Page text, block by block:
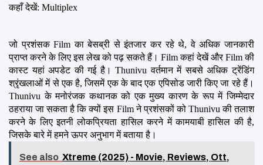
कहाँ देखें: Multiplex
जो प्रशंसक Film का बेसब्री से इंतजार कर रहे थे, वे अधिक जानकारी
प्राप्त करने के लिए इस लेख को पढ़ सकते हैं। Film कहां देखें और Film की
कास्ट यहां अपडेट की गई है। Thunivu वर्तमान में सबसे अधिक ट्रेंडिंग
श्रृंखलाओं में से एक है, जिसमें एक के बाद एक एपिसोड जारी किए जा रहे हैं।
Thunivu के मनोरंजक कथानक को एक मुख्य कारण के रूप में जिम्मेदार
ठहराया जा सकता है कि क्यों इस Film ने प्रशंसकों को Thunivu की तलाश
करने के लिए इतनी लोकप्रियता हासिल करने में कामयाबी हासिल की है,
जिसके बारे में हमने ऊपर अनुभाग में बताया है।
See also Xtreme (2025) - Movie, Reviews, Ott,